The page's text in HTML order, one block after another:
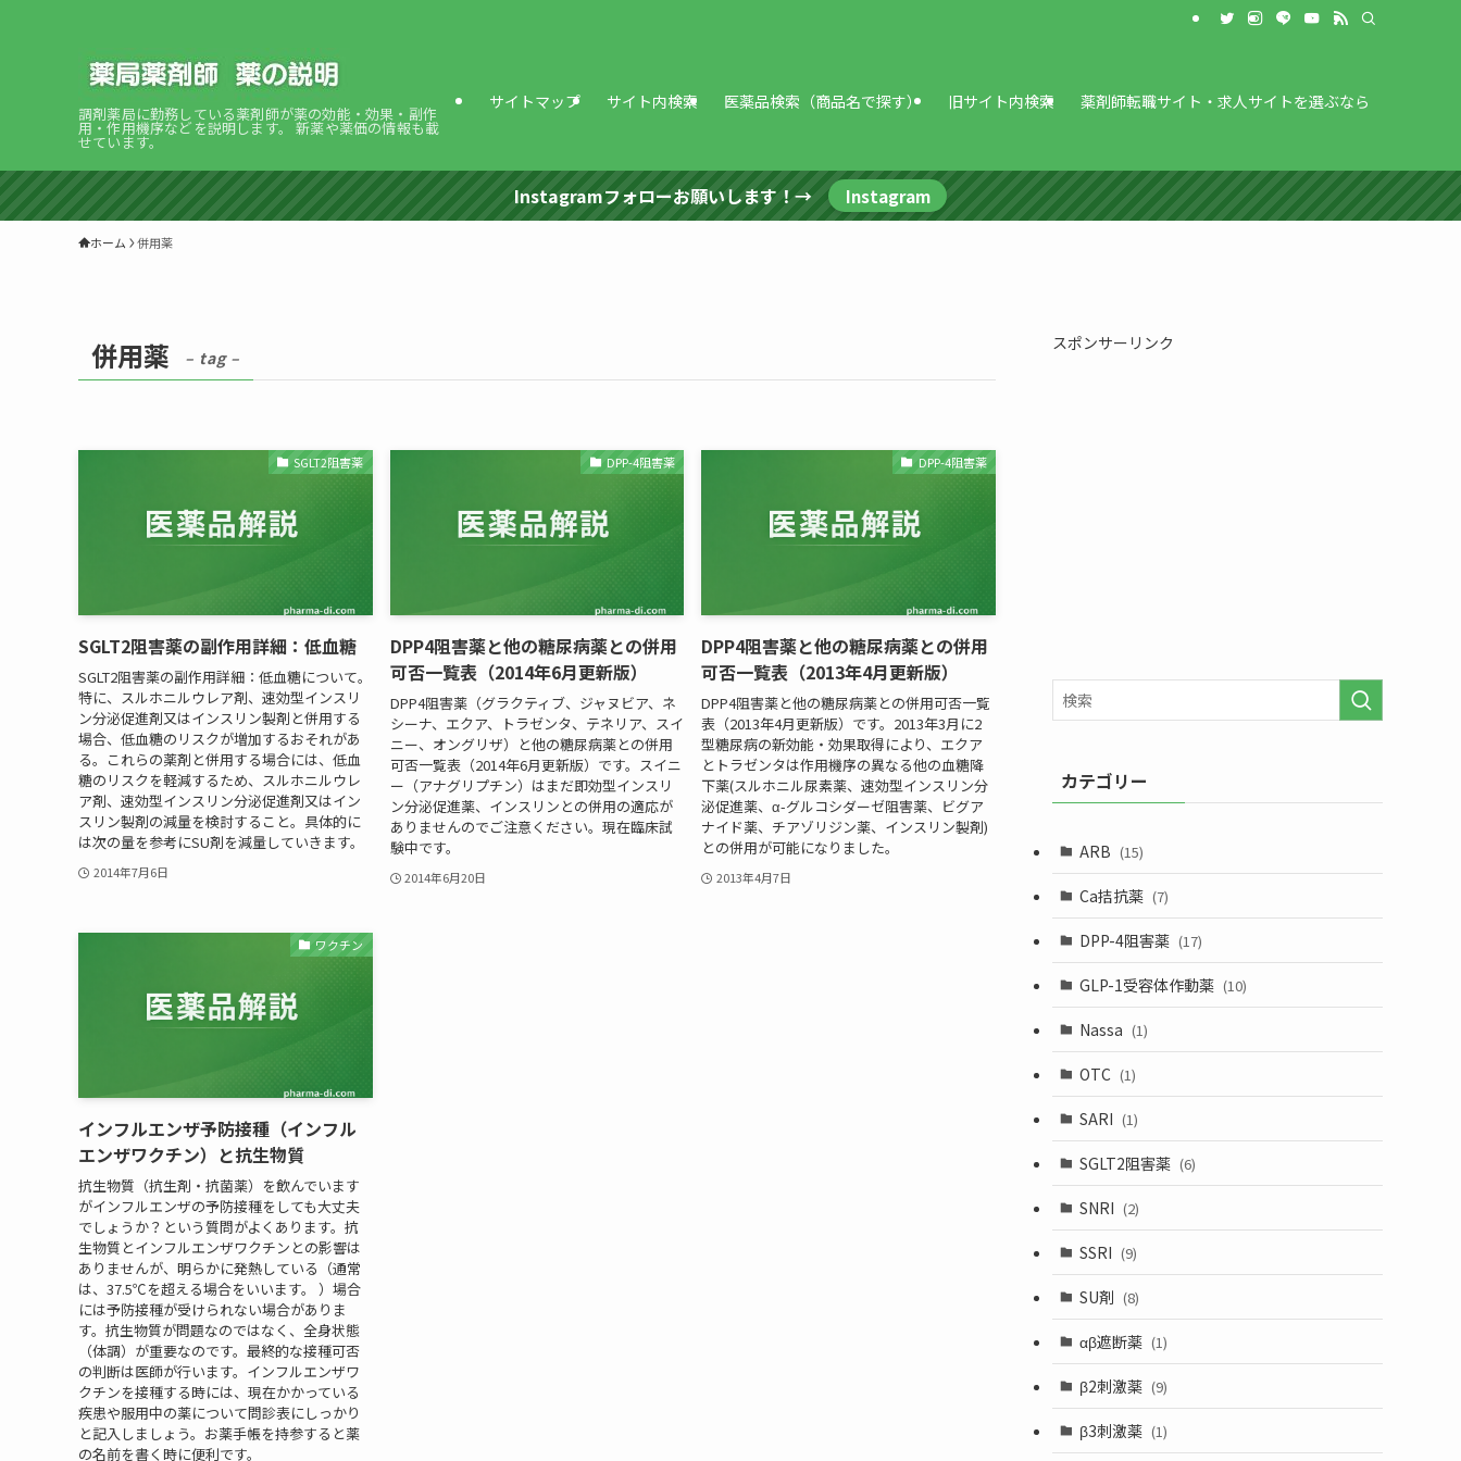
調剤薬局に勤務している薬剤師が薬の効能・効果・副作
用・作用機序などを説明します。 新薬や薬価の情報も載
せています。
サイトマップ サイト内検索 医薬品検索（商品名で探す） 旧サイト内検索 薬剤師転職サイト・求人サイトを選ぶなら
Instagramフォローお願いします！→ Instagram
ホーム 併用薬
併用薬 – tag –
SGLT2阻害薬
SGLT2阻害薬の副作用詳細：低血糖
SGLT2阻害薬の副作用詳細：低血糖について。
特に、スルホニルウレア剤、速効型インスリ
ン分泌促進剤又はインスリン製剤と併用する
場合、低血糖のリスクが増加するおそれがあ
る。これらの薬剤と併用する場合には、低血
糖のリスクを軽減するため、スルホニルウレ
ア剤、速効型インスリン分泌促進剤又はイン
スリン製剤の減量を検討すること。具体的に
は次の量を参考にSU剤を減量していきます。
2014年7月6日
DPP-4阻害薬
DPP4阻害薬と他の糖尿病薬との併用
可否一覧表（2014年6月更新版）
DPP4阻害薬（グラクティブ、ジャヌビア、ネ
シーナ、エクア、トラゼンタ、テネリア、スイ
ニー、オングリザ）と他の糖尿病薬との併用
可否一覧表（2014年6月更新版）です。スイニ
ー（アナグリプチン）はまだ即効型インスリ
ン分泌促進薬、インスリンとの併用の適応が
ありませんのでご注意ください。現在臨床試
験中です。
2014年6月20日
DPP-4阻害薬
DPP4阻害薬と他の糖尿病薬との併用
可否一覧表（2013年4月更新版）
DPP4阻害薬と他の糖尿病薬との併用可否一覧
表（2013年4月更新版）です。2013年3月に2
型糖尿病の新効能・効果取得により、エクア
とトラゼンタは作用機序の異なる他の血糖降
下薬(スルホニル尿素薬、速効型インスリン分
泌促進薬、α-グルコシダーゼ阻害薬、ビグア
ナイド薬、チアゾリジン薬、インスリン製剤)
との併用が可能になりました。
2013年4月7日
ワクチン
インフルエンザ予防接種（インフル
エンザワクチン）と抗生物質
抗生物質（抗生剤・抗菌薬）を飲んでいます
がインフルエンザの予防接種をしても大丈夫
でしょうか？という質問がよくあります。抗
生物質とインフルエンザワクチンとの影響は
ありませんが、明らかに発熱している（通常
は、37.5℃を超える場合をいいます。 ）場合
には予防接種が受けられない場合がありま
す。抗生物質が問題なのではなく、全身状態
（体調）が重要なのです。最終的な接種可否
の判断は医師が行います。インフルエンザワ
クチンを接種する時には、現在かかっている
疾患や服用中の薬について問診表にしっかり
と記入しましょう。お薬手帳を持参すると薬
の名前を書く時に便利です。
スポンサーリンク
カテゴリー
ARB (15)
Ca拮抗薬 (7)
DPP-4阻害薬 (17)
GLP-1受容体作動薬 (10)
Nassa (1)
OTC (1)
SARI (1)
SGLT2阻害薬 (6)
SNRI (2)
SSRI (9)
SU剤 (8)
αβ遮断薬 (1)
β2刺激薬 (9)
β3刺激薬 (1)